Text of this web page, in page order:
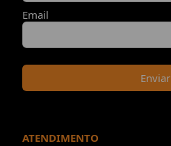
Email
Enviar
ATENDIMENTO